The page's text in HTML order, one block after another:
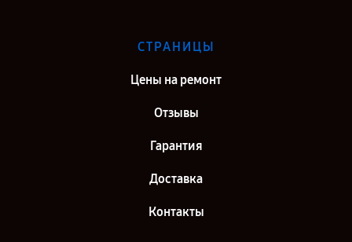
СТРАНИЦЫ
Цены на ремонт
Отзывы
Гарантия
Доставка
Контакты